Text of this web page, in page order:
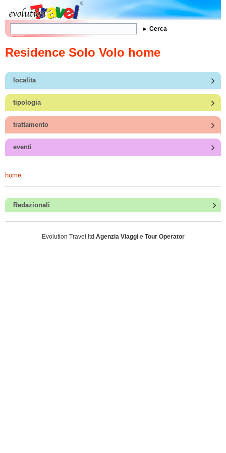
Form di ricerca
Cerca
Residence Solo Volo home
localita
tipologia
trattamento
eventi
home
Redazionali
Evolution Travel ltd Agenzia Viaggie Tour Operator